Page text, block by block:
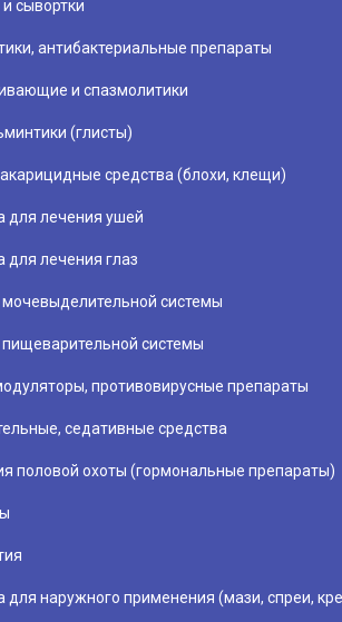
сывортки
антибактериальные препараты
и спазмолитики
(глисты)
средства (блохи, клещи)
для лечения ушей
для лечения глаз
системы
системы
противовирусные препараты
седативные средства
половой охоты (гормональные препараты)
для наружного применения (мази, спреи,